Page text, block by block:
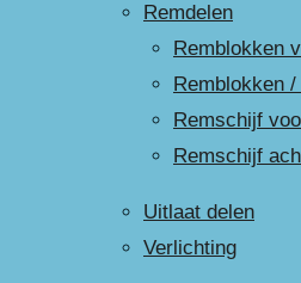
Remdelen
Remblokken
Remblokken
Remschijf
Remschijf
Uitlaat delen
Verlichting